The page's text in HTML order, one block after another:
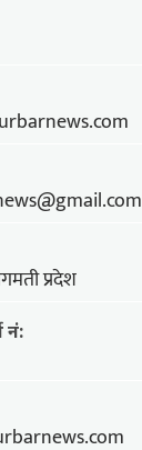
प्रदेश
नं: